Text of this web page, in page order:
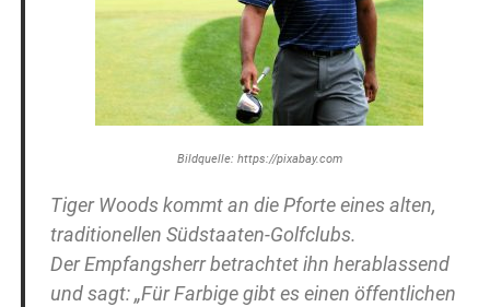
Bildquelle: https://pixabay.com
Tiger Woods kommt an die Pforte eines alten,
traditionellen Südstaaten-Golfclubs.
Der Empfangsherr betrachtet ihn herablassend
und sagt: „Für Farbige gibt es einen öffentlichen